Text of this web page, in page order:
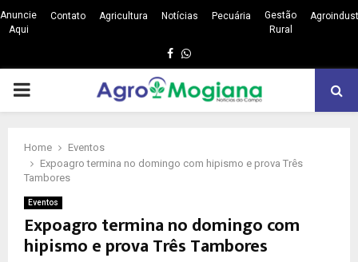
Anuncie
Aqui
Contato Agricultura Notícias Pecuária
Gestão
Rural
Facebook
Whatsapp
PRIMARY
Home
Eventos
Expoagro termina no domingo com hipismo e prova Três
Tambores
Eventos
Expoagro termina no domingo com
hipismo e prova Três Tambores